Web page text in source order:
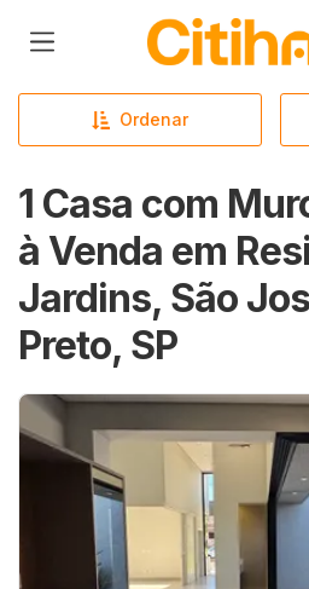
Página inicial
Ordenar
1 Casa com
à Venda em
Jardins, São
Preto, SP